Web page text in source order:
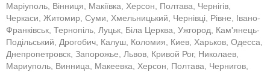
Маріуполь, Вінниця, Макіївка, Херсон, Полтава, Чернігів,
Черкаси, Житомир, Суми, Хмельницький, Чернівці, Рівне, Івано-
Франківськ, Тернопіль, Луцьк, Біла Церква, Ужгород, Кам'янець-
Подільський, Дрогобич, Калуш, Коломия, Киев, Харьков, Одесса,
Днепропетровск, Запорожье, Львов, Кривой Рог, Николаев,
Мариуполь, Винница, Макеевка, Херсон, Полтава, Чернигов,